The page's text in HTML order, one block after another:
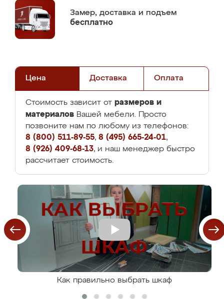
Замер, доставка и подъем
бесплатно
Цена Доставка Оплата
Стоимость зависит от размеров и
материалов Вашей мебели. Просто
позвоните нам по любому из телефонов:
8 (800) 511-89-55, 8 (495) 665-24-01,
8 (926) 409-68-13, и наш менеджер быстро
рассчитает стоимость.
Как правильно выбрать шкаф